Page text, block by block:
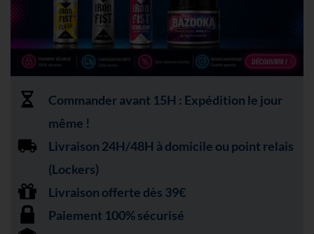
Commander avant 15H : Expédition le jour
même !
Livraison 24H/48H à domicile ou point relais
(Lockers)
Livraison offerte dès 39€
Paiement 100% sécurisé